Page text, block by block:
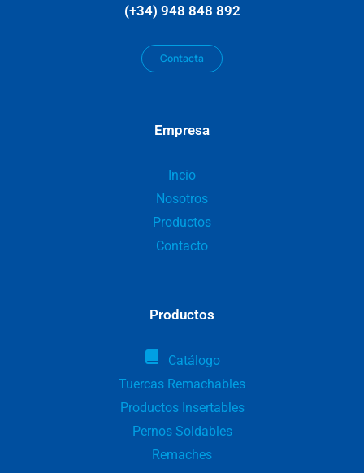
(+34) 948 848 892
Contacta
Empresa
Incio
Nosotros
Productos
Contacto
Productos
Catálogo
Tuercas Remachables
Productos Insertables
Pernos Soldables
Remaches